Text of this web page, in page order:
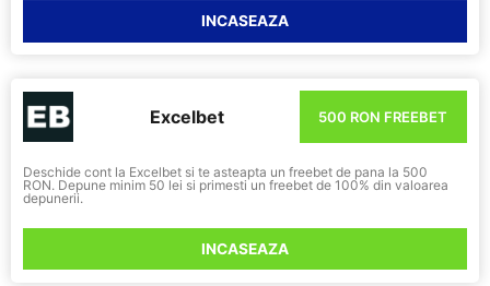
INCASEAZA
Excelbet 500 RON FREEBET
Deschide cont la Excelbet si te asteapta un freebet de pana la 500
RON. Depune minim 50 lei si primesti un freebet de 100% din valoarea
depunerii.
INCASEAZA